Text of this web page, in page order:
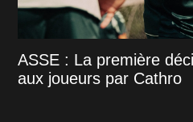
ASSE : La première
aux joueurs par Cathro